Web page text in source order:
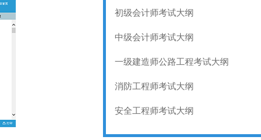
初级会计师考试大纲
中级会计师考试大纲
一级建造师公路工程考试大纲
消防工程师考试大纲
安全工程师考试大纲